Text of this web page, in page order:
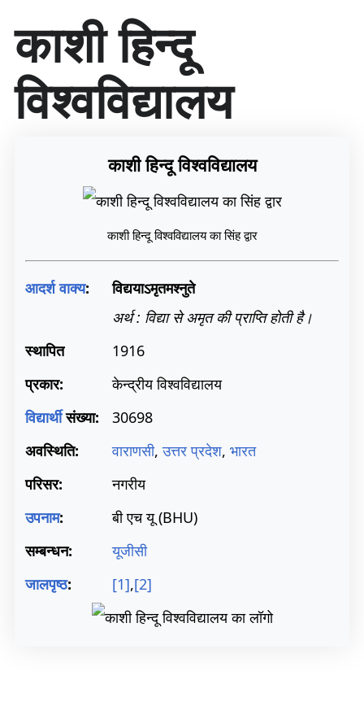
म
ग्री
र
जा
एँ
काशी हिन्दू
विश्‍वविद्यालय
काशी हिन्दू विश्वविद्यालय
काशी हिन्दू विश्वविद्यालय का सिंह द्वार
आदर्श वाक्य:
विद्ययाऽमृतमश्नुते
अर्थ : विद्या से अमृत की प्राप्ति होती है।
स्थापित
1916
प्रकार:
केन्द्रीय विश्वविद्यालय
विद्यार्थीसंख्या:
30698
अवस्थिति:
वाराणसी,उत्तर प्रदेश, भारत
परिसर:
नगरीय
उपनाम:
बी एच यू (BHU)
सम्बन्धन:
यूजीसी
जालपृष्ठ: [1],[2]